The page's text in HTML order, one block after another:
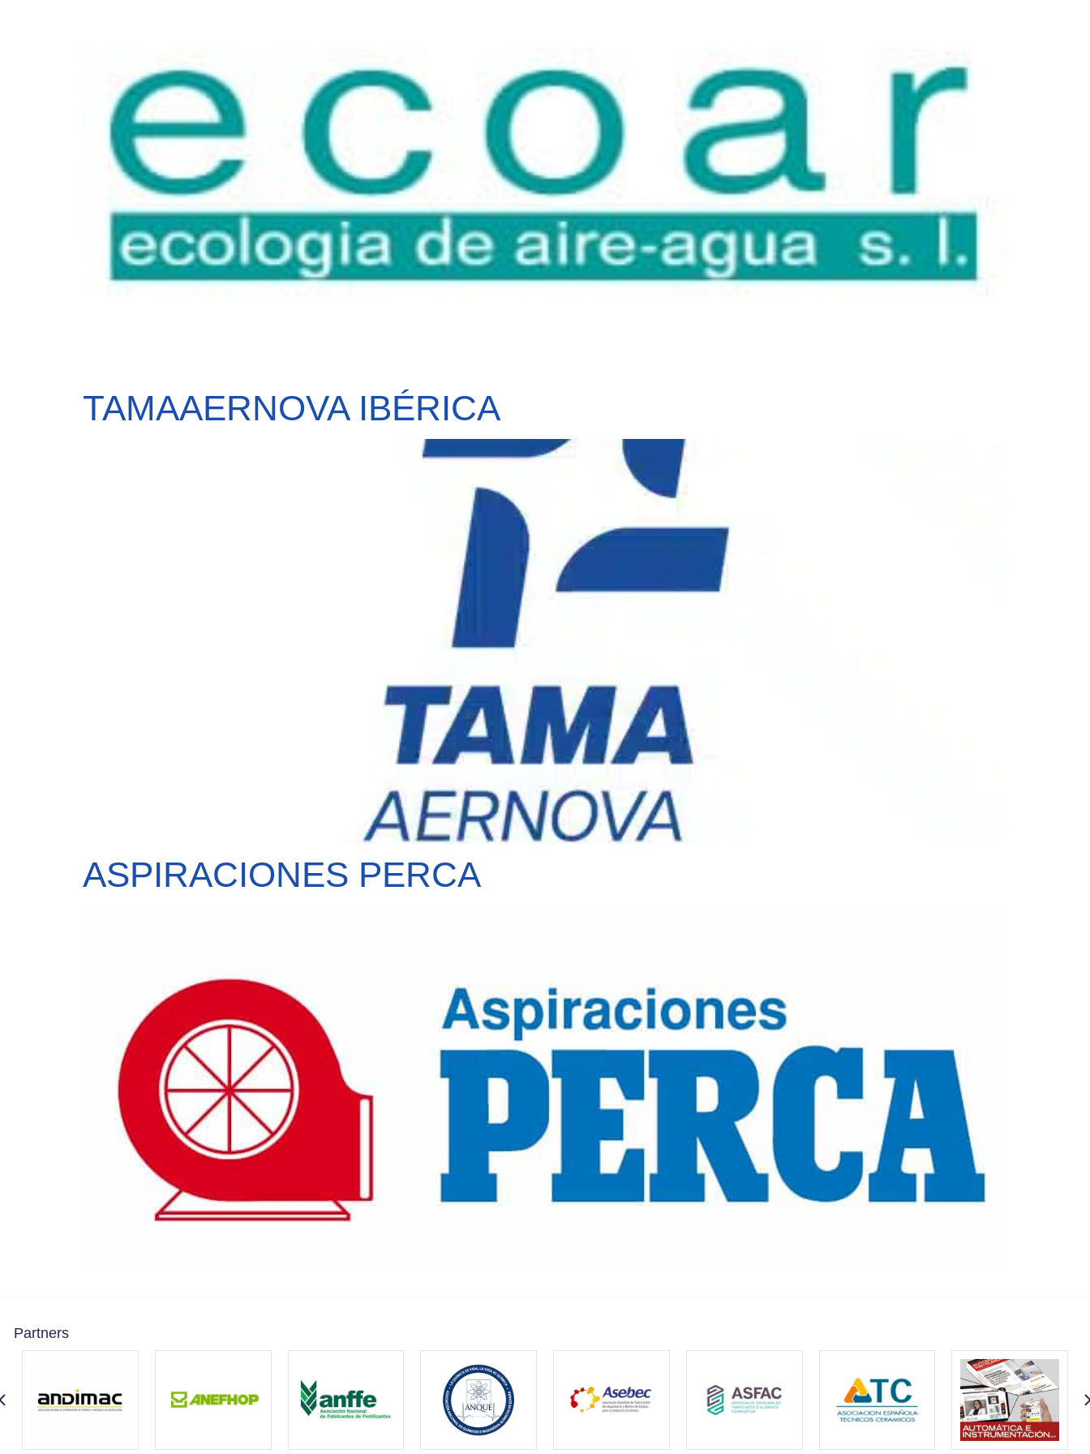
TAMAAERNOVA IBÉRICA
ASPIRACIONES PERCA
Partners